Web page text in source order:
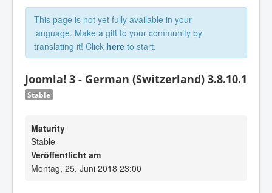
This page is not yet fully available in your
language. Make a gift to your community by
translating it! Click here to start.
Joomla! 3 - German (Switzerland) 3.8.10.1
Stable
Maturity
Stable
Veröffentlicht am
Montag, 25. Juni 2018 23:00